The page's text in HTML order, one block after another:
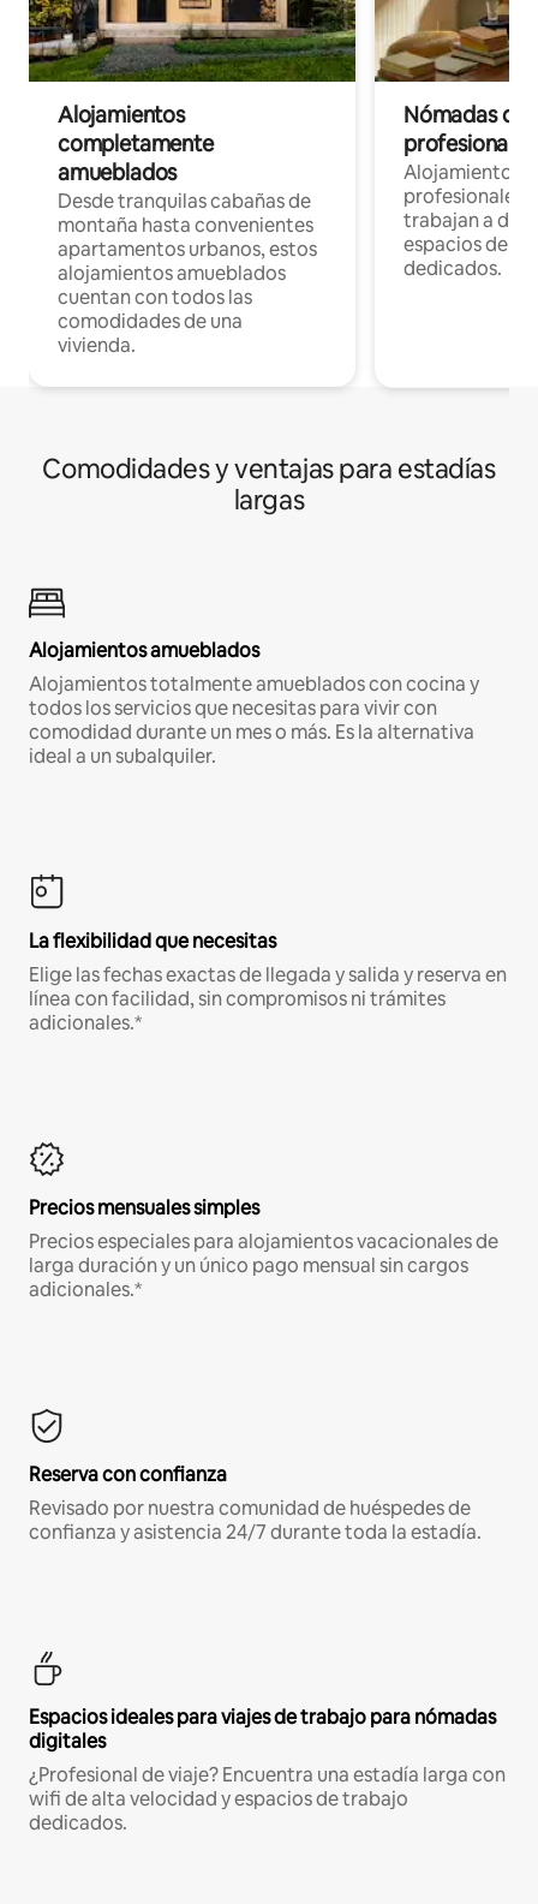
Alojamientos
completamente
amueblados
Desde tranquilas cabañas de
montaña hasta convenientes
apartamentos urbanos, estos
alojamientos amueblados
cuentan con todos las
comodidades de una
vivienda.
Nómadas
Alojamientos
profesionales
trabajan a
espacios de
dedicados.
Comodidades y ventajas para estadías
largas
Alojamientos amueblados
Alojamientos totalmente amueblados con cocina y
todos los servicios que necesitas para vivir con
comodidad durante un mes o más. Es la alternativa
ideal a un subalquiler.
La flexibilidad que necesitas
Elige las fechas exactas de llegada y salida y reserva en
línea con facilidad, sin compromisos ni trámites
adicionales.*
Precios mensuales simples
Precios especiales para alojamientos vacacionales de
larga duración y un único pago mensual sin cargos
adicionales.*
Reserva con confianza
Revisado por nuestra comunidad de huéspedes de
confianza y asistencia 24/7 durante toda la estadía.
Espacios ideales para viajes de trabajo para nómadas
digitales
¿Profesional de viaje? Encuentra una estadía larga con
wifi de alta velocidad y espacios de trabajo
dedicados.